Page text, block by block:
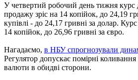
У четвертий робочий день тижня курс
продажу зріс на 14 копійок, до 24,19
купівлі - до 24,17 гривні за долар.
14 копійок, до 26,96 гривні за євро.
Нагадаємо, в НБУ спрогнозували
Регулятор допускає помірні
валюти в обидві сторони.